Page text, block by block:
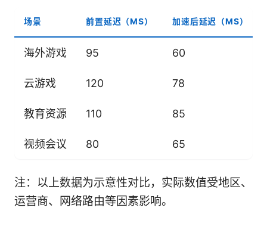
场景 前置延迟（MS） 加速后延迟（MS）
海外游戏 95 60
云游戏 120 78
教育资源 110 85
视频会议 80 65
注：以上数据为示意性对比，实际数值受地区、
运营商、网络路由等因素影响。